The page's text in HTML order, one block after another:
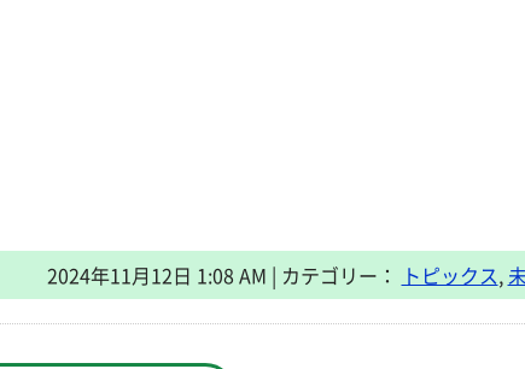
2024年11月12日 1:08 AM | カテゴリー： トピックス,